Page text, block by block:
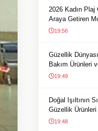
2026 Kadın Plaj
Araya Getiren
19:56
Güzellik
Bakım Ürünleri
19:49
Doğal Işıltının
Güzellik Ürünleri
19:48